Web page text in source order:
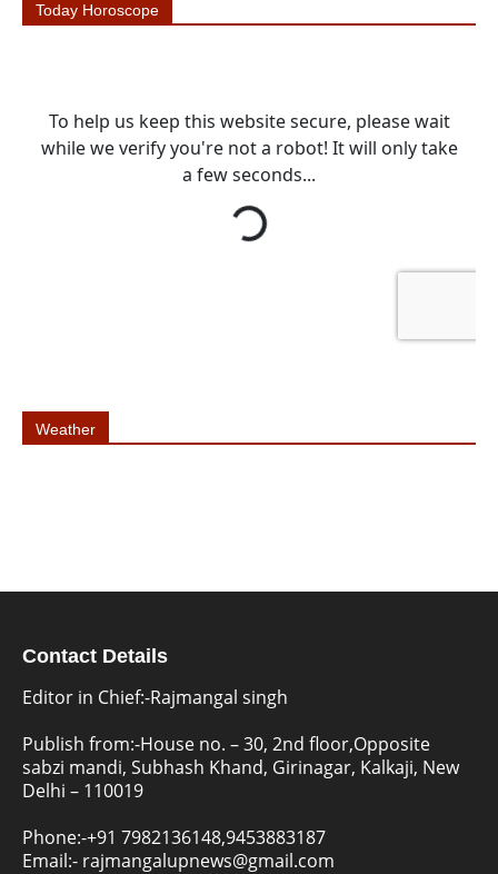
Today Horoscope
Weather
Contact Details
Editor in Chief:-Rajmangal singh
Publish from:-House no. – 30, 2nd floor,Opposite
sabzi mandi, Subhash Khand, Girinagar, Kalkaji, New
Delhi – 110019
Phone:-+91 7982136148,9453883187
Email:- rajmangalupnews@gmail.com